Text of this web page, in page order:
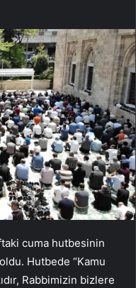
cuma hutbesinin
Hutbede “Kamu
Rabbimizin bizlere